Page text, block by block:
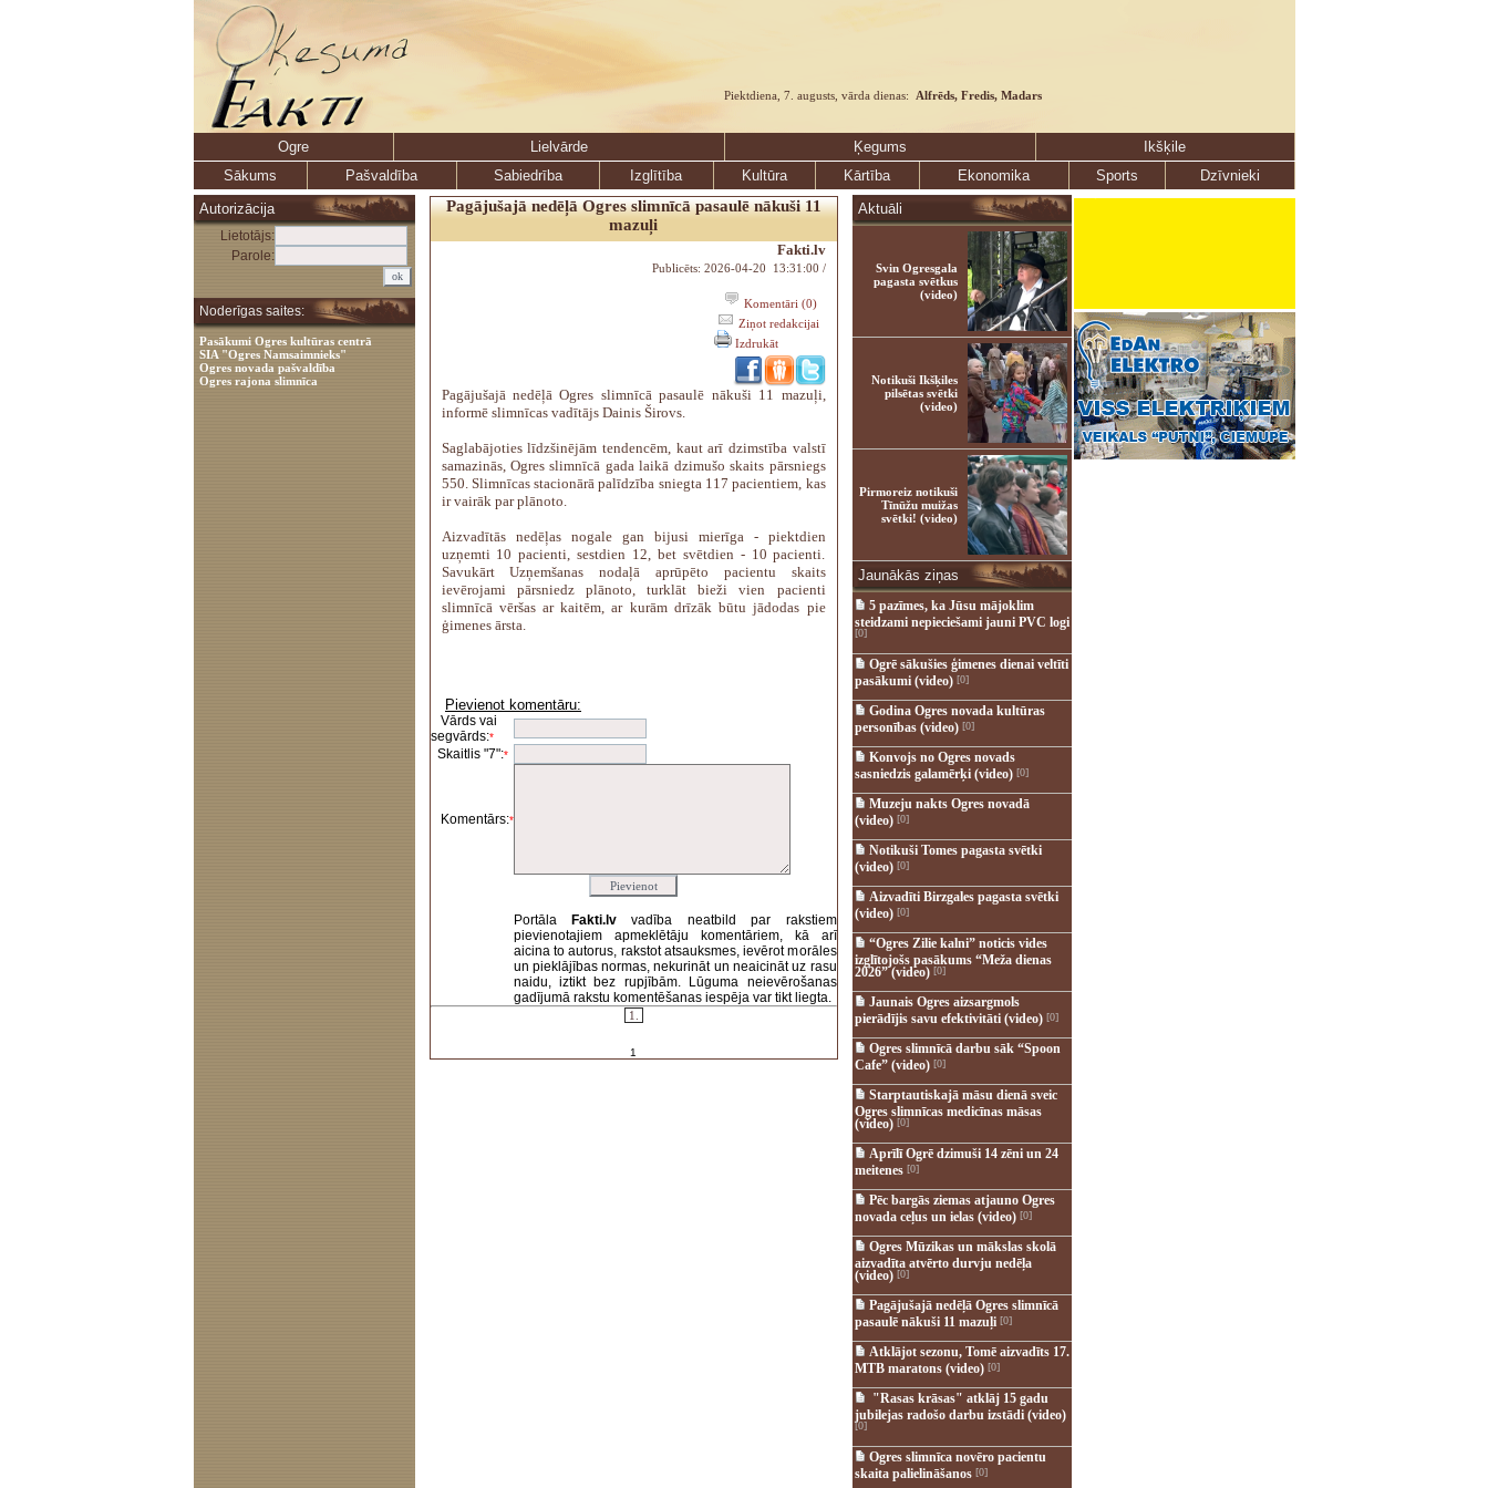
Piektdiena, 7. augusts, vārda dienas: Alfrēds, Fredis, Madars
Ogre Lielvārde Ķegums
Ikšķile
Sākums
Pašvaldība Sabiedrība Izglītība Kultūra Kārtība Ekonomika Sports
Dzīvnieki
Autorizācija
Lietotājs:
Parole:
Noderīgas saites:
Pasākumi Ogres kultūras centrā
SIA "Ogres Namsaimnieks"
Ogres novada pašvaldība
Ogres rajona slimnīca
Pagājušajā nedēļā Ogres slimnīcā pasaulē nākuši 11
mazuļi
Fakti.lv
Publicēts: 2026-04-20 13:31:00 /
Komentāri (0)
Ziņot redakcijai
Izdrukāt
Pagājušajā nedēļā Ogres slimnīcā pasaulē nākuši 11 mazuļi,
informē slimnīcas vadītājs Dainis Širovs.
Saglabājoties līdzšinējām tendencēm, kaut arī dzimstība valstī
samazinās, Ogres slimnīcā gada laikā dzimušo skaits pārsniegs
550. Slimnīcas stacionārā palīdzība sniegta 117 pacientiem, kas
ir vairāk par plānoto.
Aizvadītās nedēļas nogale gan bijusi mierīga - piektdien
uzņemti 10 pacienti, sestdien 12, bet svētdien - 10 pacienti.
Savukārt Uzņemšanas nodaļā aprūpēto pacientu skaits
ievērojami pārsniedz plānoto, turklāt bieži vien pacienti
slimnīcā vēršas ar kaitēm, ar kurām drīzāk būtu jādodas pie
ģimenes ārsta.
Pievienot komentāru:
Vārds vai
segvārds:*
Skaitlis "7":*
Komentārs:*
Portāla Fakti.lvvadība neatbild par rakstiem
pievienotajiem apmeklētāju komentāriem, kā arī
aicina to autorus, rakstot atsauksmes, ievērot morāles
un pieklājības normas, nekurināt un neaicināt uz rasu
naidu, iztikt bez rupjībām. Lūguma neievērošanas
gadījumā rakstu komentēšanas iespēja var tikt liegta.
1.
1
Aktuāli
Svin Ogresgala
pagasta svētkus
(video)
Notikuši Ikšķiles
pilsētas svētki
(video)
Pirmoreiz notikuši
Tīnūžu muižas
svētki! (video)
Jaunākās ziņas
5 pazīmes, ka Jūsu mājoklim
steidzami nepieciešami jauni PVC logi
[0]
Ogrē sākušies ģimenes dienai veltīti
pasākumi (video)[0]
Godina Ogres novada kultūras
personības (video)[0]
Konvojs no Ogres novads
sasniedzis galamērķi (video)[0]
Muzeju nakts Ogres novadā
(video)[0]
Notikuši Tomes pagasta svētki
(video)[0]
Aizvadīti Birzgales pagasta svētki
(video)[0]
“Ogres Zilie kalni” noticis vides
izglītojošs pasākums “Meža dienas
2026” (video)[0]
Jaunais Ogres aizsargmols
pierādījis savu efektivitāti (video)[0]
Ogres slimnīcā darbu sāk “Spoon
Cafe” (video)[0]
Starptautiskajā māsu dienā sveic
Ogres slimnīcas medicīnas māsas
(video)[0]
Aprīlī Ogrē dzimuši 14 zēni un 24
meitenes [0]
Pēc bargās ziemas atjauno Ogres
novada ceļus un ielas (video)[0]
Ogres Mūzikas un mākslas skolā
aizvadīta atvērto durvju nedēļa
(video)[0]
Pagājušajā nedēļā Ogres slimnīcā
pasaulē nākuši 11 mazuļi[0]
Atklājot sezonu, Tomē aizvadīts 17.
MTB maratons (video)[0]
"Rasas krāsas" atklāj 15 gadu
jubilejas radošo darbu izstādi (video)
[0]
Ogres slimnīca novēro pacientu
skaita palielināšanos [0]